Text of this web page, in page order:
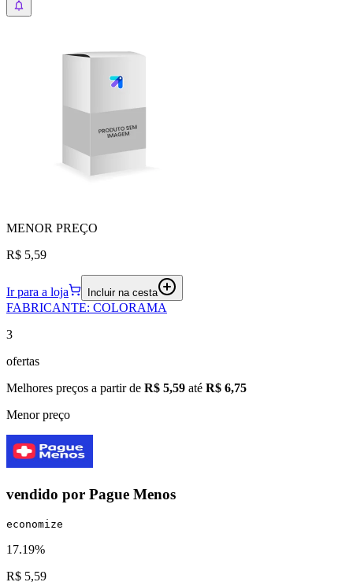
MENOR PREÇO
R$ 5,59
Ir para a loja Incluir na cesta
FABRICANTE: COLORAMA
3
ofertas
Melhores preços a partir de R$ 5,59 até R$ 6,75
Menor preço
vendido por Pague Menos
economize
17.19%
R$ 5,59